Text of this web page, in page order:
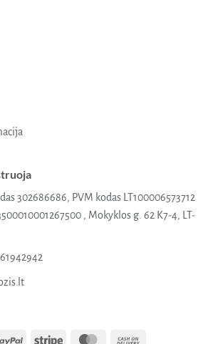
302686686, PVM kodas LT100006573712
, Mokyklos g. 62 K7-4, LT-
PayPal Stripe MasterCard